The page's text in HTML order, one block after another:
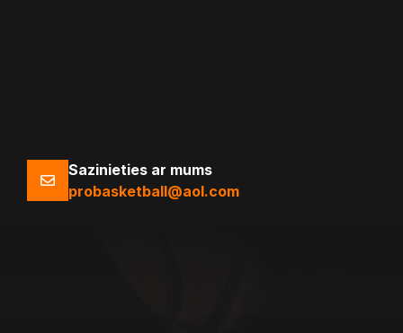
Sazinieties ar mums
probasketball@aol.com